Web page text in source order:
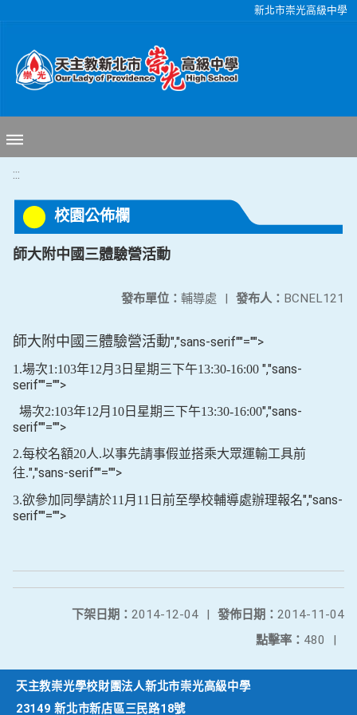
新北市崇光高級中學
:::
校園公佈欄
師大附中國三體驗營活動
發布人： BCNEL121
發布單位： 輔導處 |
師大附中國三體驗營活動","sans-serif""="">
1.場次1:103年12月 3 日星期三下午13:30-16:00 ","sans-
serif""="">
場次2:103年12月 10 日星期三下午13:30-16:00","sans-
serif""="">
2.每校名額20人.以事先請事假並搭乘大眾運輸工具前
往.","sans-serif""="">
3.欲參加同學請於11 月 11 日前至學校輔導處辦理報名","sans-
serif""="">
發佈日期： 2014-11-04
下架日期： 2014-12-04
|
點擊率： 480 |
天主教崇光學校財團法人新北市崇光高級中學
23149 新北市新店區三民路18號